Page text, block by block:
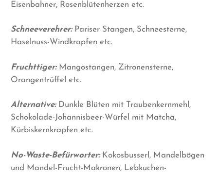
Eisenbahner, Rosenblütenherzen etc.
Schneeverehrer:Pariser Stangen, Schneesterne,
Haselnuss-Windkrapfen etc.
Fruchttiger:Mangostangen, Zitronensterne,
Orangentrüffel etc.
Alternative:Dunkle Blüten mit Traubenkernmehl,
Schokolade-Johannisbeer-Würfel mit Matcha,
Kürbiskernkrapfen etc.
No-Waste-Befürworter:Kokosbusserl, Mandelbögen
und Mandel-Frucht-Makronen, Lebkuchen-